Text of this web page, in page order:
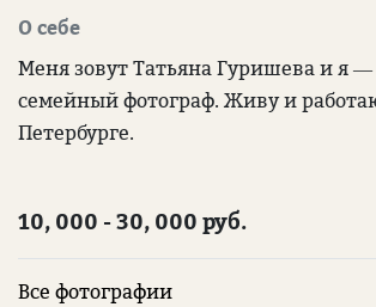
О себе
Меня зовут Татьяна Гуришева и я
семейный фотограф. Живу и
Петербурге.
10, 000 - 30, 000 руб.
Все фотографии